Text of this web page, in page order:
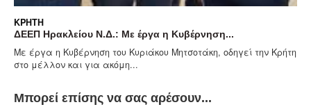
ΚΡΉΤΗ
ΔΕΕΠ Ηρακλείου Ν.Δ.: Με έργα η Κυβέρνηση...
Με έργα η Κυβέρνηση του Κυριάκου Μητσοτάκη, οδηγεί την Κρήτη
στο μέλλον και για ακόμη...
Μπορεί επίσης να σας αρέσουν...